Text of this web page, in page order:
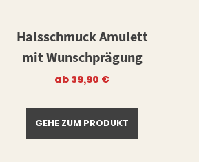
Halsschmuck Amulett
mit Wunschprägung
ab 39,90 €
GEHE ZUM PRODUKT